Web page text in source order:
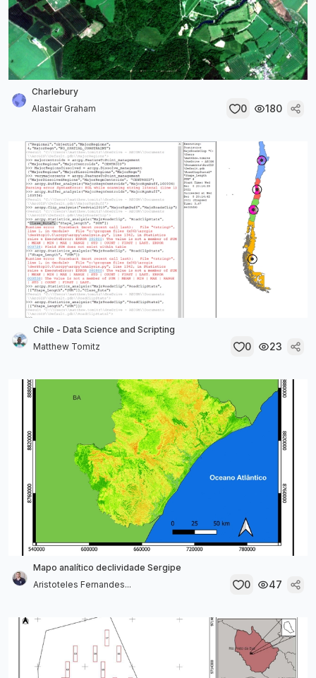
Charlebury
Alastair Graham
0 180
Chile - Data Science and Scripting
Matthew Tomitz
0 23
Mapo analítico declividade Sergipe
Aristoteles Fernandes...
0 47